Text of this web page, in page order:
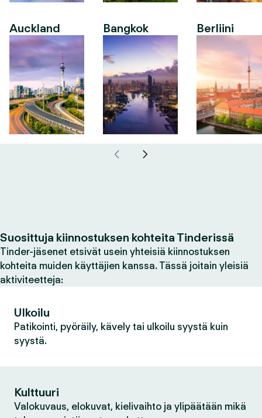
Auckland Bangkok Berliini
Suosittuja kiinnostuksen kohteita Tinderissä
Tinder-jäsenet etsivät usein yhteisiä kiinnostuksen
kohteita muiden käyttäjien kanssa. Tässä joitain yleisiä
aktiviteetteja:
Ulkoilu
Patikointi, pyöräily, kävely tai ulkoilu syystä kuin
syystä.
Kulttuuri
Valokuvaus, elokuvat, kielivaihto ja ylipäätään mikä